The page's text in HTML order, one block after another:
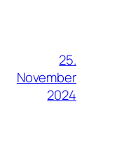
25.
November
2024